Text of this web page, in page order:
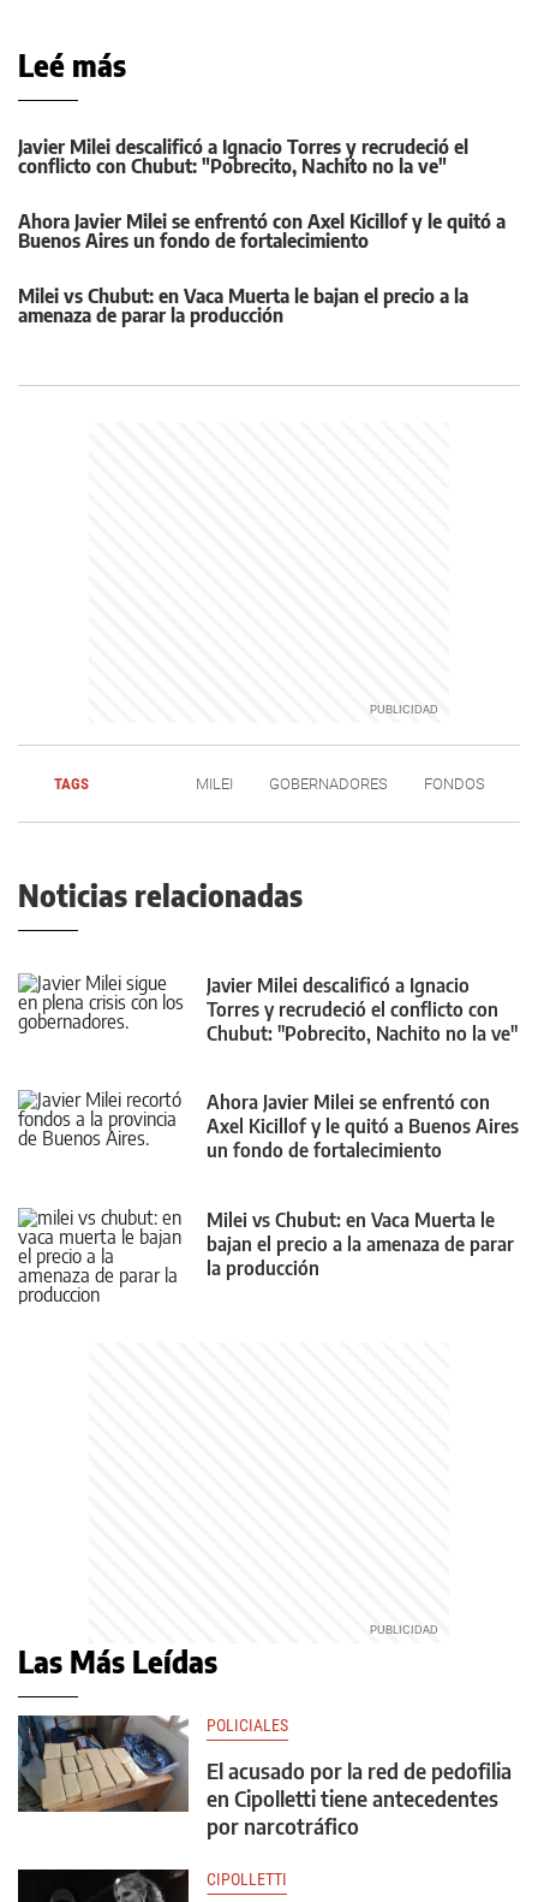
Leé más
Javier Milei descalificó a Ignacio Torres y recrudeció el
conflicto con Chubut: "Pobrecito, Nachito no la ve"
Ahora Javier Milei se enfrentó con Axel Kicillof y le quitó a
Buenos Aires un fondo de fortalecimiento
Milei vs Chubut: en Vaca Muerta le bajan el precio a la
amenaza de parar la producción
TAGS MILEI GOBERNADORES FONDOS
Noticias relacionadas
Javier Milei descalificó a Ignacio
Torres y recrudeció el conflicto con
Chubut: "Pobrecito, Nachito no la ve"
Ahora Javier Milei se enfrentó con
Axel Kicillof y le quitó a Buenos Aires
un fondo de fortalecimiento
Milei vs Chubut: en Vaca Muerta le
bajan el precio a la amenaza de parar
la producción
Las Más Leídas
POLICIALES
El acusado por la red de pedofilia
en Cipolletti tiene antecedentes
por narcotráfico
CIPOLLETTI